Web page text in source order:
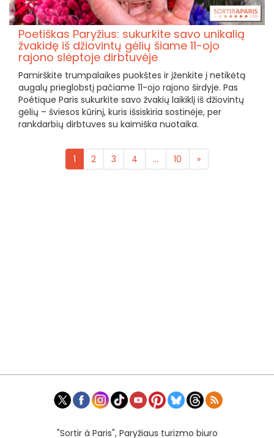
Poetiškas Paryžius: sukurkite savo unikalią
žvakidę iš džiovintų gėlių šiame 11-ojo
rajono slėptoje dirbtuvėje
Pamirškite trumpalaikes puokštes ir įženkite į netikėtą
augalų prieglobstį pačiame 11-ojo rajono širdyje. Pas
Poétique Paris sukurkite savo žvakių laikiklį iš džiovintų
gėlių – šviesos kūrinį, kuris išsiskiria sostinėje, per
rankdarbių dirbtuves su kaimiška nuotaika.
1 2 3 4 ... 10 »
"Sortir à Paris", Paryžiaus turizmo biuro